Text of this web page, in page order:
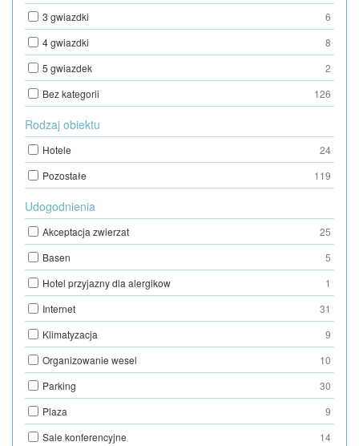
3 gwiazdki
6
4 gwiazdki
8
5 gwiazdek
2
Bez kategorii
126
Rodzaj obiektu
Hotele
24
Pozostałe
119
Udogodnienia
Akceptacja zwierzat
25
Basen
5
Hotel przyjazny dla alergikow
1
Internet
31
Klimatyzacja
9
Organizowanie wesel
10
Parking
30
Plaza
9
Sale konferencyjne
14